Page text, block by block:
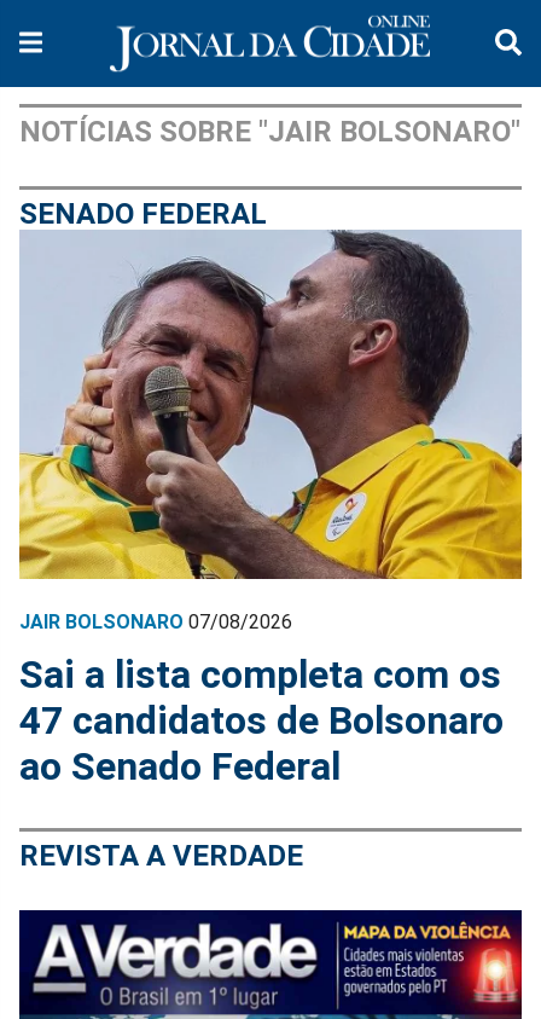
NOTÍCIAS SOBRE "JAIR BOLSONARO"
SENADO FEDERAL
JAIR BOLSONARO 07/08/2026
Sai a lista completa com os
47 candidatos de Bolsonaro
ao Senado Federal
REVISTA A VERDADE